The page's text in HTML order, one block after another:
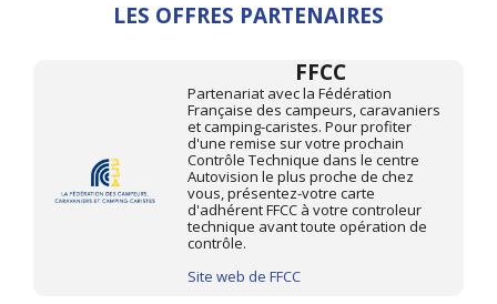
LES OFFRES PARTENAIRES
FFCC
Partenariat avec la Fédération
Française des campeurs, caravaniers
et camping-caristes. Pour profiter
d'une remise sur votre prochain
Contrôle Technique dans le centre
Autovision le plus proche de chez
vous, présentez-votre carte
d'adhérent FFCC à votre controleur
technique avant toute opération de
contrôle.
Site web de FFCC